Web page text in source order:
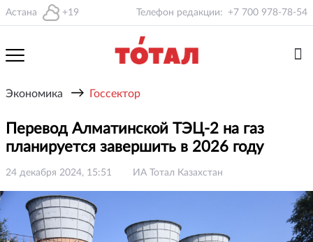
Астана +19 Телефон редакции: +7 700 978-78-54
Экономика → Госсектор
Перевод Алматинской ТЭЦ-2 на газ
планируется завершить в 2026 году
24 декабря 2024, 15:51 ИА Тотал Казахстан